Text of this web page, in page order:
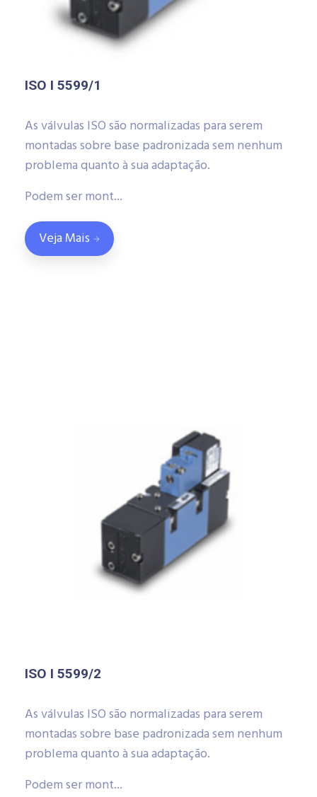
ISO I 5599/1
As válvulas ISO são normalizadas para serem
montadas sobre base padronizada sem nenhum
problema quanto à sua adaptação.
Podem ser mont...
Veja Mais
ISO I 5599/2
As válvulas ISO são normalizadas para serem
montadas sobre base padronizada sem nenhum
problema quanto à sua adaptação.
Podem ser mont...